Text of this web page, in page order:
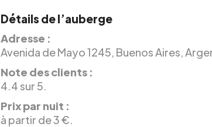
Détails de l’auberge
Adresse :
Avenida de Mayo 1245, Buenos Aires,
Note des clients :
4.4 sur 5.
Prix par nuit :
à partir de 3 €.